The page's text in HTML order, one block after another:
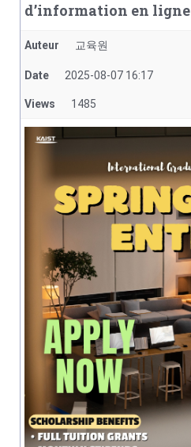
d’information en ligne
Auteur 교육원
Date 2025-08-07 16:17
Views 1485